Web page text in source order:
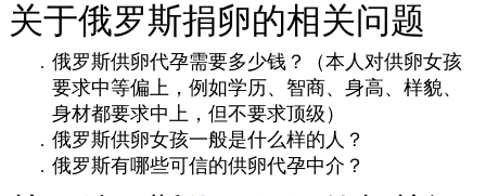
关于俄罗斯捐卵的相关问题
俄罗斯供卵代孕需要多少钱？（本人对供卵女孩
要求中等偏上，例如学历、智商、身高、样貌、
身材都要求中上，但不要求顶级）
俄罗斯供卵女孩一般是什么样的人？
俄罗斯有哪些可信的供卵代孕中介？